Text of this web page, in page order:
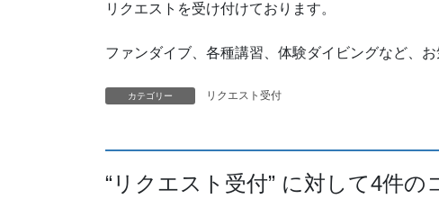
リクエストを受け付けております。
ファンダイブ、各種講習、体験ダイビングなど、お
カテゴリー リクエスト受付
“ リクエスト受付” に対して4件の